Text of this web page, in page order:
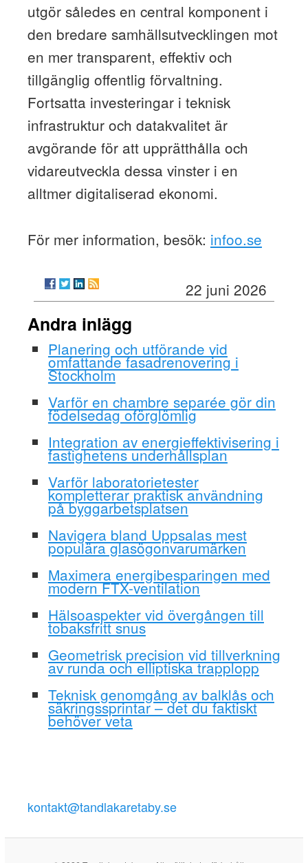
utgör således en central komponent i
den bredare samhällsutvecklingen mot
en mer transparent, effektiv och
tillgänglig offentlig förvaltning.
Fortsatta investeringar i teknisk
infrastruktur och datakvalitet är
avgörande för att upprätthålla och
vidareutveckla dessa vinster i en
alltmer digitaliserad ekonomi.
För mer information, besök: infoo.se
22 juni 2026
Andra inlägg
Planering och utförande vid
omfattande fasadrenovering i
Stockholm
Varför en chambre separée gör din
födelsedag oförglömlig
Integration av energieffektivisering i
fastighetens underhållsplan
Varför laboratorietester
kompletterar praktisk användning
på byggarbetsplatsen
Navigera bland Uppsalas mest
populära glasögonvarumärken
Maximera energibesparingen med
modern FTX-ventilation
Hälsoaspekter vid övergången till
tobaksfritt snus
Geometrisk precision vid tillverkning
av runda och elliptiska trapplopp
Teknisk genomgång av balklås och
säkringssprintar – det du faktiskt
behöver veta
kontakt@tandlakaretaby.se